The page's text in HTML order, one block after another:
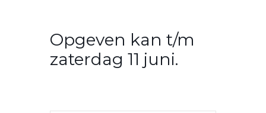
Opgeven kan t/m
zaterdag 11 juni.